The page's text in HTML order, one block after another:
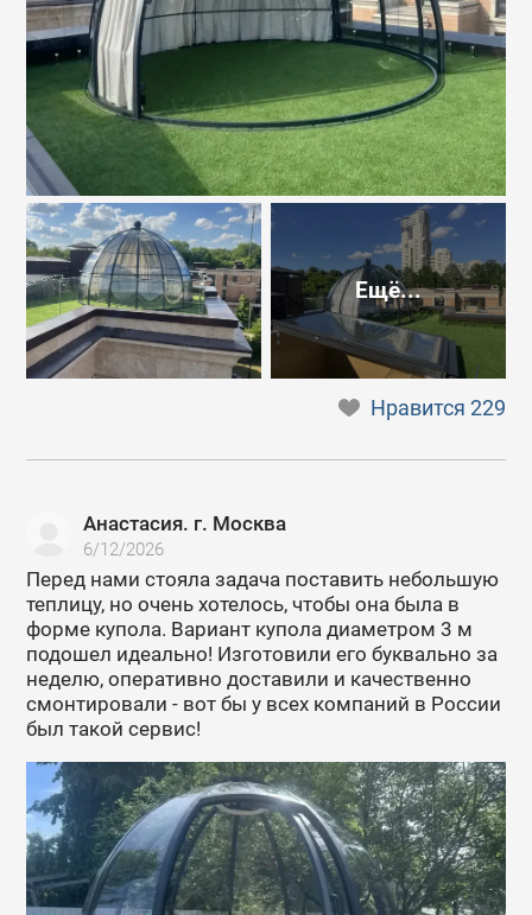
Ещё...
Нравится229
Анастасия. г. Москва
6/12/2026
Перед нами стояла задача поставить небольшую
теплицу, но очень хотелось, чтобы она была в
форме купола. Вариант купола диаметром 3 м
подошел идеально! Изготовили его буквально за
неделю, оперативно доставили и качественно
смонтировали - вот бы у всех компаний в России
был такой сервис!